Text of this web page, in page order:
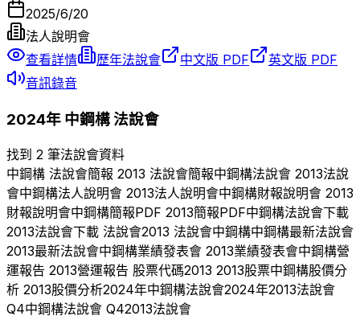
2025/6/20
法人說明會
查看詳情
歷年法說會 中文版 PDF
英文版 PDF
音訊錄音
2024年 中鋼構法說會
找到 2 筆法說會資料
中鋼構 法說會簡報 2013 法說會簡報中鋼構法說會 2013法說
會中鋼構法人說明會 2013法人說明會中鋼構財報說明會 2013
財報說明會中鋼構簡報PDF 2013簡報PDF中鋼構法說會下載
2013法說會下載 法說會2013 法說會中鋼構中鋼構最新法說會
2013最新法說會中鋼構業績發表會 2013業績發表會中鋼構營
運報告 2013營運報告 股票代碼2013 2013股票中鋼構股價分
析 2013股價分析2024年中鋼構法說會2024年2013法說會
Q4中鋼構法說會 Q42013法說會